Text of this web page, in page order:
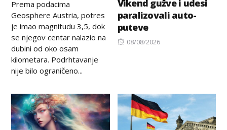
Prema podacima
Geosphere Austria, potres
je imao magnitudu 3,5, dok
se njegov centar nalazio na
dubini od oko osam
kilometara. Podrhtavanje
nije bilo ograničeno...
Vikend gužve i udesi
paralizovali auto-
puteve
Posted
08/08/2026